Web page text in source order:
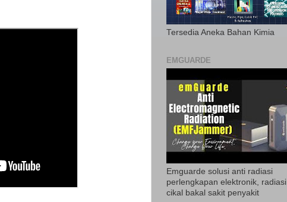
Tersedia Aneka Bahan Kimia
EMGUARDE
Emguarde solusi anti radiasi
perlengkapan elektronik, radiasi
cikal bakal sakit penyakit